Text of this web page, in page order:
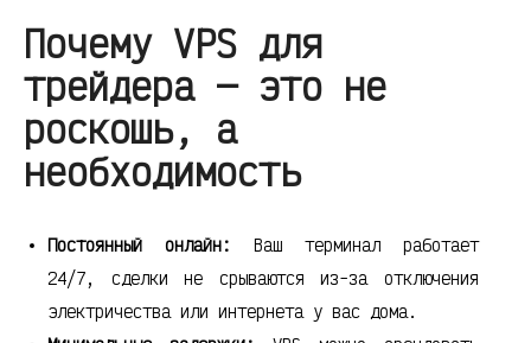
Почему VPS для
трейдера — это не
роскошь, а
необходимость
Постоянный онлайн: Ваш терминал работает
24/7, сделки не срываются из-за отключения
электричества или интернета у вас дома.